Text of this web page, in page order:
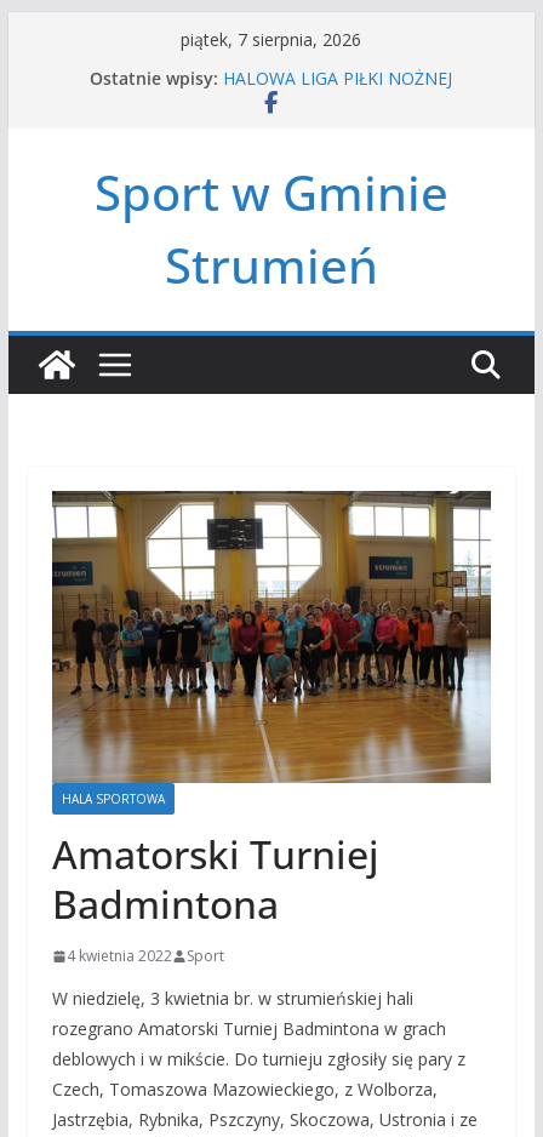
piątek, 7 sierpnia, 2026
Ostatnie wpisy: HALOWA LIGA PIŁKI NOŻNEJ
LATO W MIEŚCIE’2026
Czwórbój lekkoatletyczny
Sport w Gminie
Strumień
HALA SPORTOWA
Amatorski Turniej
Badmintona
4 kwietnia 2022 Sport
W niedzielę, 3 kwietnia br. w strumieńskiej hali
rozegrano Amatorski Turniej Badmintona w grach
deblowych i w mikście. Do turnieju zgłosiły się pary z
Czech, Tomaszowa Mazowieckiego, z Wolborza,
Jastrzębia, Rybnika, Pszczyny, Skoczowa, Ustronia i ze